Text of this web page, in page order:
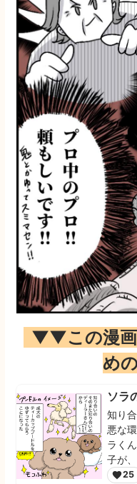
▼▼この漫画
め
ソラ
知り
悪な
ラく
子が
25